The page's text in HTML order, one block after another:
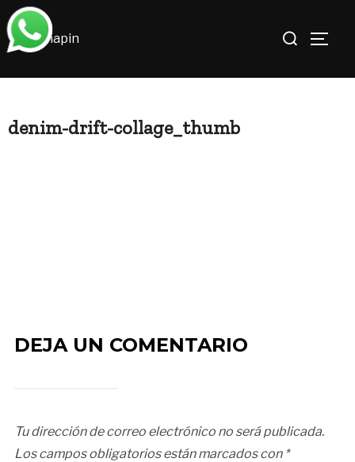
Saltar
al
contenido
denim-drift-collage_thumb
DEJA UN COMENTARIO
Tu dirección de correo electrónico no será publicada.
Los campos obligatorios están marcados con *